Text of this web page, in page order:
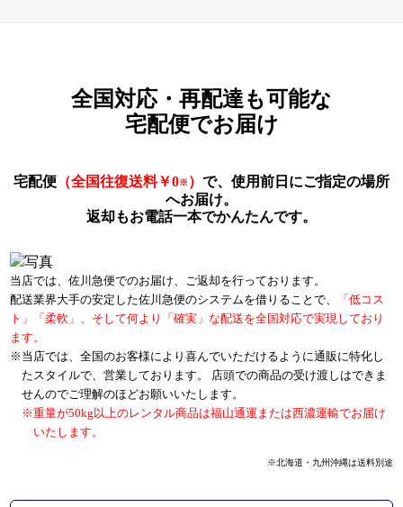
全国対応・再配達も可能な
宅配便でお届け
宅配便 （全国往復送料￥0※ ） で、使用前日にご指定の場所
へお届け。
返却もお電話一本でかんたんです。
当店では、佐川急便でのお届け、ご返却を行っております。
配送業界大手の安定した佐川急便のシステムを借りることで、
「低コス
ト」「柔軟」、そして何より「確実」な配送を全国対応で実現しており
ます。
当店では、全国のお客様により喜んでいただけるように通販に特化し
たスタイルで、営業しております。 店頭での商品の受け渡しはできま
せんのでご理解のほどお願いいたします。
重量が50kg以上のレンタル商品は福山通運または西濃運輸でお届け
いたします。
※北海道・九州沖縄は送料別途